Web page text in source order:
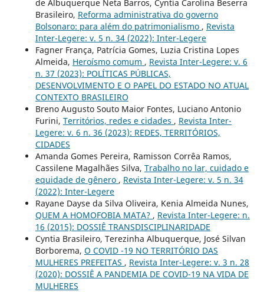
de Albuquerque Neta Barros, Cyntia Carolina Beserra
Brasileiro, Reforma administrativa do governo
Bolsonaro: para além do patrimonialismo , Revista
Inter-Legere: v. 5 n. 34 (2022): Inter-Legere
Fagner França, Patrícia Gomes, Luzia Cristina Lopes
Almeida, Heroísmo comum , Revista Inter-Legere: v. 6
n. 37 (2023): POLÍTICAS PÚBLICAS,
DESENVOLVIMENTO E O PAPEL DO ESTADO NO ATUAL
CONTEXTO BRASILEIRO
Breno Augusto Souto Maior Fontes, Luciano Antonio
Furini, Territórios, redes e cidades , Revista Inter-
Legere: v. 6 n. 36 (2023): REDES, TERRITÓRIOS,
CIDADES
Amanda Gomes Pereira, Ramisson Corrêa Ramos,
Cassilene Magalhães Silva, Trabalho no lar, cuidado e
equidade de gênero , Revista Inter-Legere: v. 5 n. 34
(2022): Inter-Legere
Rayane Dayse da Silva Oliveira, Kenia Almeida Nunes,
QUEM A HOMOFOBIA MATA? , Revista Inter-Legere: n.
16 (2015): DOSSIÊ TRANSDISCIPLINARIDADE
Cyntia Brasileiro, Terezinha Albuquerque, José Silvan
Borborema, O COVID -19 NO TERRITÓRIO DAS
MULHERES PREFEITAS , Revista Inter-Legere: v. 3 n. 28
(2020): DOSSIÊ A PANDEMIA DE COVID-19 NA VIDA DE
MULHERES